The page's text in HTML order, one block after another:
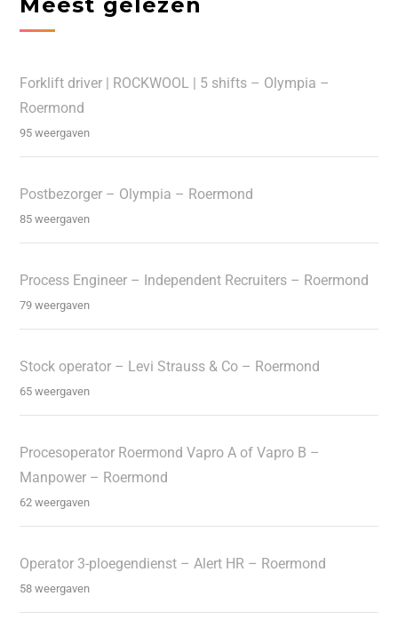
Forklift driver | ROCKWOOL | 5 shifts – Olympia –
Roermond
95 weergaven
Postbezorger – Olympia – Roermond
85 weergaven
Process Engineer – Independent Recruiters – Roermond
79 weergaven
Stock operator – Levi Strauss & Co – Roermond
65 weergaven
Procesoperator Roermond Vapro A of Vapro B –
Manpower – Roermond
62 weergaven
Operator 3-ploegendienst – Alert HR – Roermond
58 weergaven